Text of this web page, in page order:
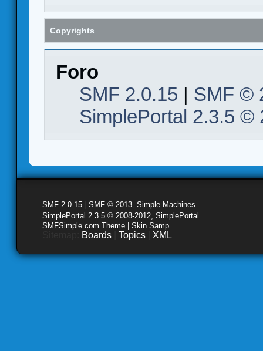
Copyrights
Foro
SMF 2.0.15 | SMF ©
SimplePortal 2.3.5 ©
SMF 2.0.15 SMF © 2013 Simple Machines
SimplePortal 2.3.5 © 2008-2012, SimplePortal
SMFSimple.com Theme | Skin Samp
Boards Topics XML